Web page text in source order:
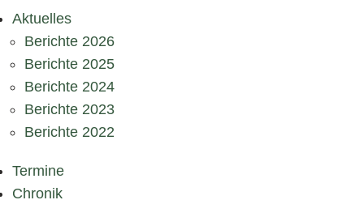
Aktuelles
Berichte 2026
Berichte 2025
Berichte 2024
Berichte 2023
Berichte 2022
Termine
Chronik